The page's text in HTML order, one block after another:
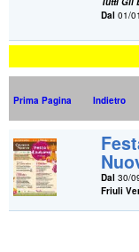
Dal 01/
Prima Pagina Indietro
Dal 30/
Friuli